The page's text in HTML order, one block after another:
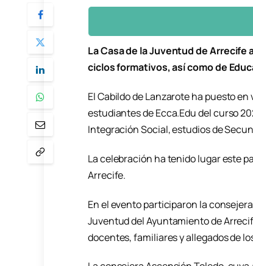
La Casa de la Juventud de
ciclos formativos, así como de
El Cabildo de Lanzarote ha puesto
estudiantes de Ecca.Edu del curso
Integración Social, estudios de
La celebración ha tenido lugar este
Arrecife.
En el evento participaron la
Juventud del Ayuntamiento de
docentes, familiares y allegados de